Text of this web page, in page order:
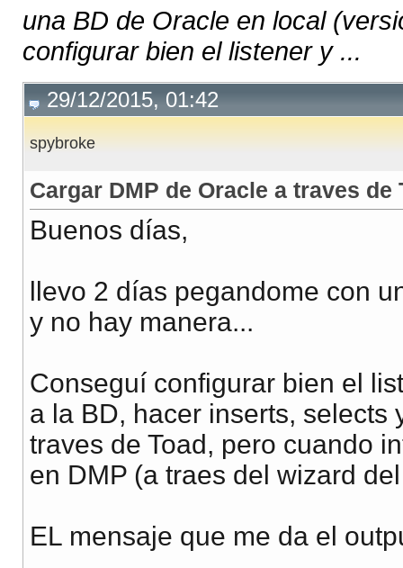
una BD de Oracle en local
configurar bien el listener y ...
29/12/2015, 01:42
spybroke
Cargar DMP de Oracle a traves de
Buenos días,
llevo 2 días pegandome con
y no hay manera...
Conseguí configurar bien el
a la BD, hacer inserts,
traves de Toad, pero cuando
en DMP (a traes del wizard
EL mensaje que me da el